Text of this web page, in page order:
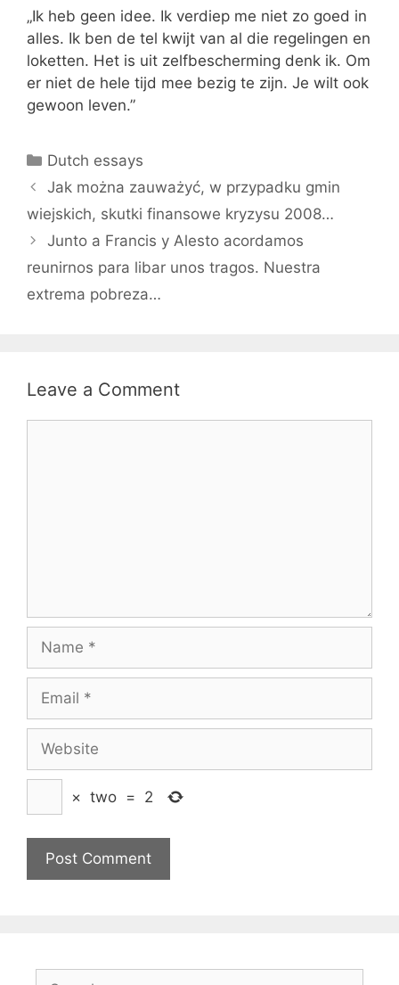
„Ik heb geen idee. Ik verdiep me niet zo goed in
alles. Ik ben de tel kwijt van al die regelingen en
loketten. Het is uit zelfbescherming denk ik. Om
er niet de hele tijd mee bezig te zijn. Je wilt ook
gewoon leven.”
Categories
Dutch essays
Jak można zauważyć, w przypadku gmin
wiejskich, skutki finansowe kryzysu 2008…
Junto a Francis y Alesto acordamos
reunirnos para libar unos tragos. Nuestra
extrema pobreza…
Leave a Comment
Name
Email
Website
× two = 2